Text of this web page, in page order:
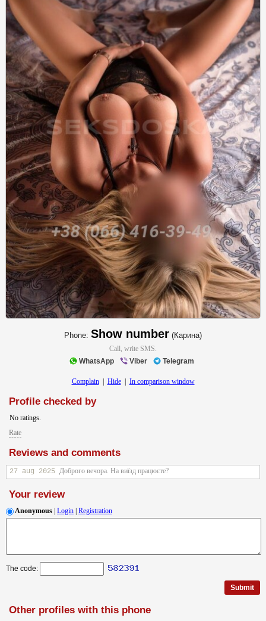
Phone: Show number (Карина)
Call, write SMS.
WhatsApp
Viber Telegram
Complain| Hide| In comparison window
Profile checked by
No ratings.
Rate
Reviews and comments
27 aug 2025 Доброго вечора. На виїзд працюєте?
Your review
Anonymous Login Registration
The code:
Other profiles with this phone